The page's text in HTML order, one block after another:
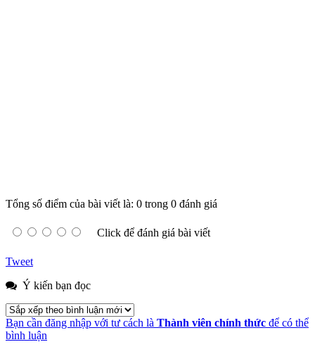
Tổng số điểm của bài viết là: 0 trong 0 đánh giá
Click để đánh giá bài viết
Tweet
Ý kiến bạn đọc
Bạn cần đăng nhập với tư cách là Thành viên chính thức để có thể
bình luận